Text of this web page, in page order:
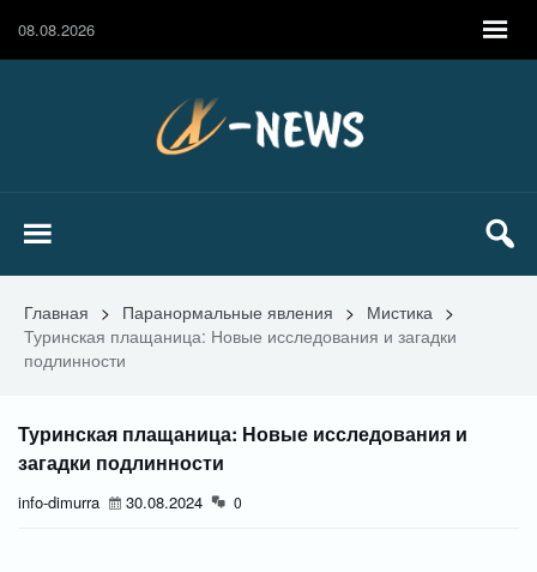
08.08.2026
Главная > Паранормальные явления > Мистика >
Туринская плащаница: Новые исследования и загадки
подлинности
Туринская плащаница: Новые исследования и
загадки подлинности
info-dimurra 30.08.2024 0